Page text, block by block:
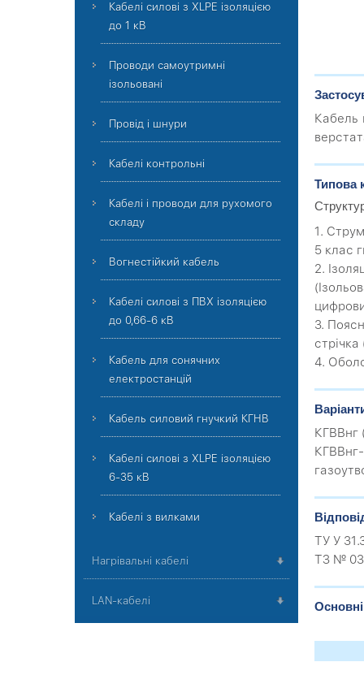
Кабелі силові з XLPE ізоляцією
до 1 кВ
Проводи самоутримні
ізольовані
Провід і шнури
Кабелі контрольні
Кабелі і проводи для рухомого
складу
Вогнестійкий кабель
Кабелі силові з ПВХ ізоляцією
до 0,66-6 кВ
Кабель для сонячних
електростанцій
Кабель силовий гнучкий КГНВ
Кабелі силові з XLPE ізоляцією
6-35 кВ
Кабелі з вилками
Нагрівальні кабелі
LAN-кабелі
Кабель
Типова
1.
5 клас
2.
3.
4.
КГВВнг
ТУ У
ТЗ № 03-
Основні